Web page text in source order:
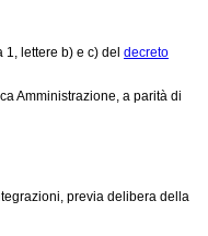
lettere b) e c) del decreto
Amministrazione, a parità di
previa delibera della